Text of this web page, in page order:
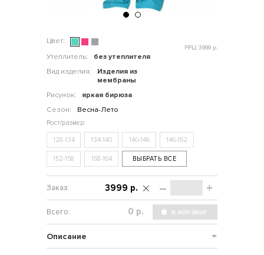
Цвет:
Утеплитель:
без утеплителя
Вид изделия:
Изделия из
мембраны
Рисунок:
яркая бирюза
Сезон:
Весна-Лето
РРЦ: 3999 р.
128-134 134-140 140-146 146-152
152-158 158-164 ВЫБРАТЬ ВСЕ
– +
3999 р.
р.
Описание